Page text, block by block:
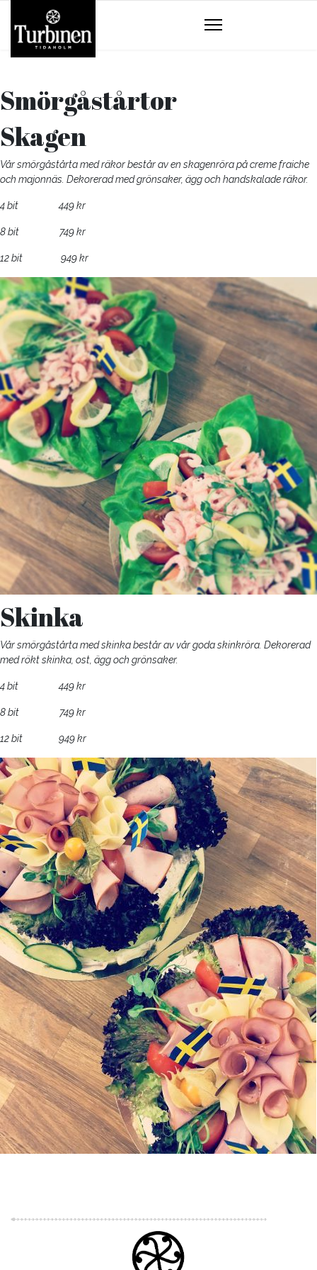
Smörgåstårtor
Skagen
Vår smörgåstårta med räkor består av en skagenröra på creme fraiche
och majonnäs. Dekorerad med grönsaker, ägg och handskalade räkor.
4 bit 449 kr
8 bit 749 kr
12 bit 949 kr
Skinka
Vår smörgåstårta med skinka består av vår goda skinkröra. Dekorerad
med rökt skinka, ost, ägg och grönsaker.
4 bit 449 kr
8 bit 749 kr
12 bit 949 kr